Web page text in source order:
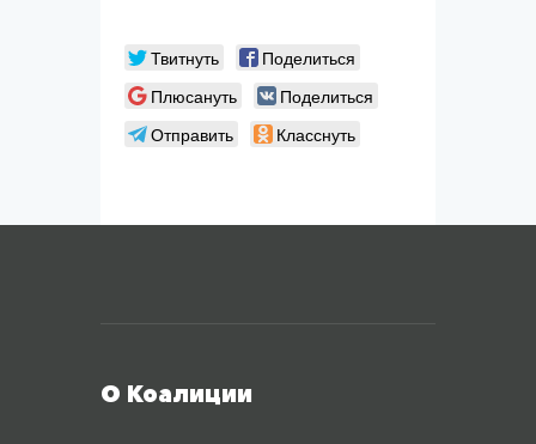
Твитнуть
Поделиться
Плюсануть
Поделиться
Отправить
Класснуть
О Коалиции